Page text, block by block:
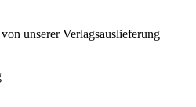
unserer Verlagsauslieferung